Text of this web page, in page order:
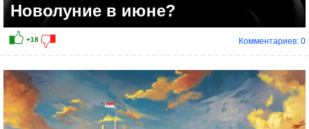
+10
Новолуние в июне?
Комментариев: 0